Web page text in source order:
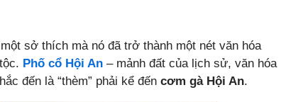
sở thích mà nó đã trở thành một nét văn hóa
Phố cổ Hội An – mảnh đất của lịch sử, văn hóa
đến là “thèm” phải kể đến cơm gà Hội An.